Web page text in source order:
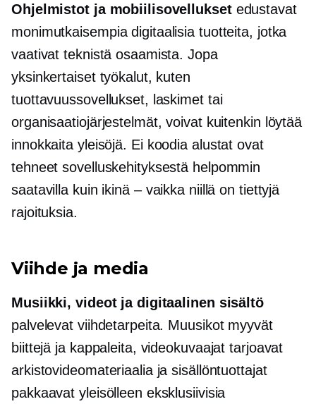
Ohjelmistot ja mobiilisovelluksetedustavat
monimutkaisempia digitaalisia tuotteita, jotka
vaativat teknistä osaamista. Jopa
yksinkertaiset työkalut, kuten
tuottavuussovellukset, laskimet tai
organisaatiojärjestelmät, voivat kuitenkin löytää
innokkaita yleisöjä. Ei koodia alustat ovat
tehneet sovelluskehityksestä helpommin
saatavilla kuin ikinä – vaikka niillä on tiettyjä
rajoituksia.
Viihde ja media
Musiikki, videot ja digitaalinen sisältö
palvelevat viihdetarpeita. Muusikot myyvät
biittejä ja kappaleita, videokuvaajat tarjoavat
arkistovideomateriaalia ja sisällöntuottajat
pakkaavat yleisölleen eksklusiivisia